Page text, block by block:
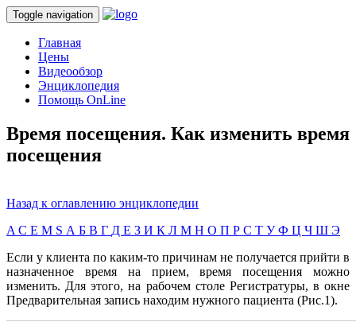
Toggle navigation
Главная
Цены
Видеообзор
Энциклопедия
Помощь OnLine
Время посещения. Как изменить время
посещения
Назад к оглавлению энциклопедии
A C E M S А Б В Г Д Е З И К Л М Н О П Р С Т УФ Ц Ч Ш Э
Если у клиента по каким-то причинам не получается прийти в
назначенное время на прием, время посещения можно
изменить. Для этого, на рабочем столе Регистратуры, в окне
Предварительная запись находим нужного пациента (Рис.1).